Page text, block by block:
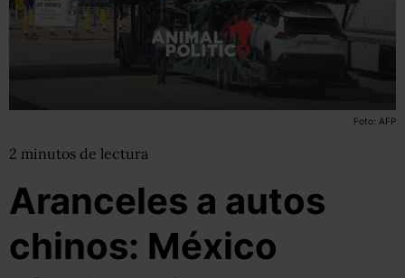
Foto: AFP
2 minutos de lectura
Aranceles a autos
chinos: México